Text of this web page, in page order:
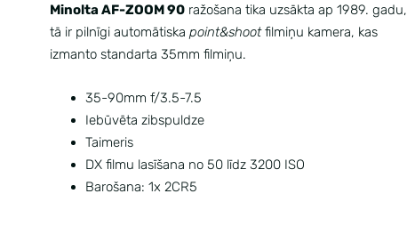
Minolta AF-ZOOM 90ražošana tika uzsākta ap 1989. gadu,
tā ir pilnīgi automātiska point&shootfilmiņu kamera, kas
izmanto standarta 35mm filmiņu.
35-90mm f/3.5-7.5
Iebūvēta zibspuldze
Taimeris
DX filmu lasīšana no 50 līdz 3200 ISO
Barošana: 1x 2CR5